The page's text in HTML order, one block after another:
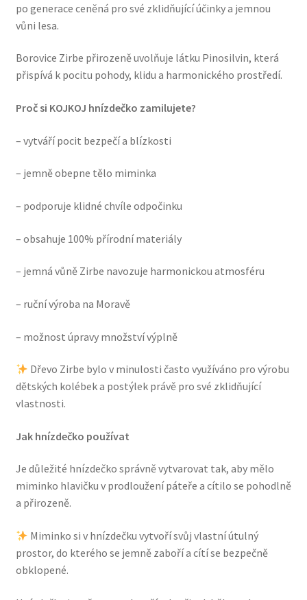
po generace ceněná pro své zklidňující účinky a jemnou
vůni lesa.
Borovice Zirbe přirozeně uvolňuje látku Pinosilvin, která
přispívá k pocitu pohody, klidu a harmonického prostředí.
Proč si KOJKOJ hnízdečko zamilujete?
– vytváří pocit bezpečí a blízkosti
– jemně obepne tělo miminka
– podporuje klidné chvíle odpočinku
– obsahuje 100% přírodní materiály
– jemná vůně Zirbe navozuje harmonickou atmosféru
– ruční výroba na Moravě
– možnost úpravy množství výplně
Dřevo Zirbe bylo v minulosti často využíváno pro výrobu
dětských kolébek a postýlek právě pro své zklidňující
vlastnosti.
Jak hnízdečko používat
Je důležité hnízdečko správně vytvarovat tak, aby mělo
miminko hlavičku v prodloužení páteře a cítilo se pohodlně
a přirozeně.
Miminko si v hnízdečku vytvoří svůj vlastní útulný
prostor, do kterého se jemně zaboří a cítí se bezpečně
obklopené.